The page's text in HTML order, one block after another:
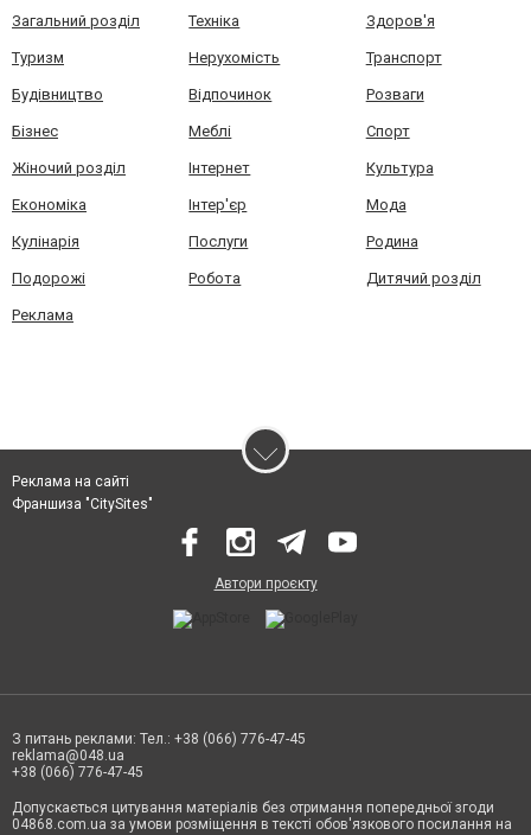
Загальний розділ Техніка Здоров'я
Туризм Нерухомість Транспорт
Будівництво Відпочинок Розваги
Бізнес Меблі Спорт
Жіночий розділ Інтернет Культура
Економіка Інтер'єр Мода
Кулінарія Послуги Родина
Подорожі Робота Дитячий розділ
Реклама
Реклама на сайті
Франшиза "CitySites"
Автори проєкту
З питань реклами: Тел.: +38 (066) 776-47-45
reklama@048.ua
+38 (066) 776-47-45
Допускається цитування матеріалів без отримання попередньої згоди
04868.com.ua за умови розміщення в тексті обов'язкового посилання на